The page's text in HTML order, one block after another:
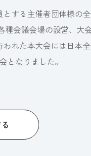
する主催者団体様の
種会議会場の設営、
れた本大会には日本
となりました。